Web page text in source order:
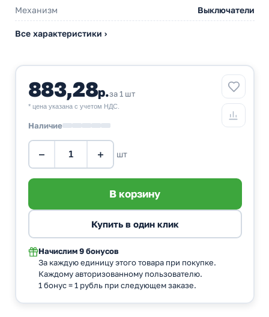
Механизм Выключатели
Все характеристики ›
883,28р.за 1 шт
* цена указана с учетом НДС.
Наличие
− + шт
Начислим 9 бонусов
За каждую единицу этого товара при покупке.
Каждому авторизованному пользователю.
1 бонус = 1 рубль при следующем заказе.